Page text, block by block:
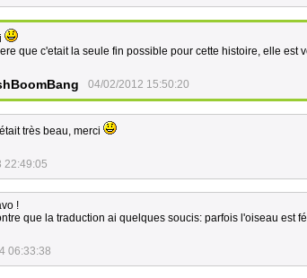
que c'etait la seule fin possible pour cette histoire, elle est
04/02/2012 15:50:20
très beau, merci
22:49:05
!
que la traduction ai quelques soucis: parfois l'oiseau est
06:33:38